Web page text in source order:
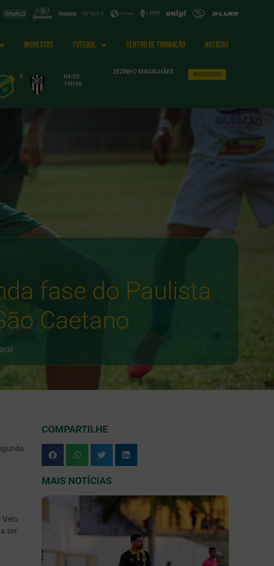
INGRESSOS FUTEBOL CENTRO DE FORMAÇÃO NOTÍCIAS
x
04/02
19H30
ZEZINHO MAGALHÃES INGRESSO
fase do Paulista
Caetano
Velo
ser
COMPARTILHE
MAIS NOTÍCIAS